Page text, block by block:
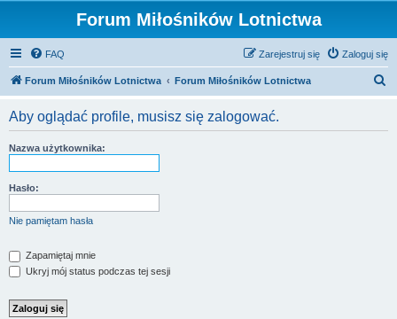
Forum Miłośników Lotnictwa
FAQ Zaloguj się
Zarejestruj się
Forum Miłośników Lotnictwa Forum Miłośników Lotnictwa
Aby oglądać profile, musisz się zalogować.
Nazwa użytkownika:
Hasło:
Nie pamiętam hasła
Zapamiętaj mnie
Ukryj mój status podczas tej sesji